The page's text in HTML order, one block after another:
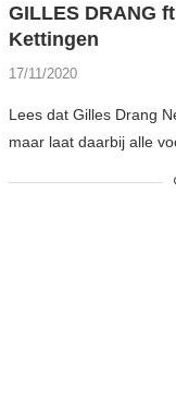
GILLES DRANG
Kettingen
17/11/2020
Lees dat Gilles Drang
maar laat daarbij alle